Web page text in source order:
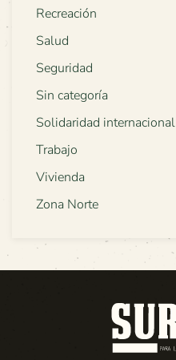
Recreación
Salud
Seguridad
Sin categoría
Solidaridad internacional
Trabajo
Vivienda
Zona Norte